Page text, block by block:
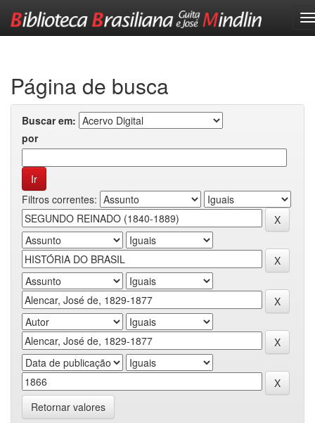
Página de busca
Buscar em:
por
Filtros correntes:
Retornar valores